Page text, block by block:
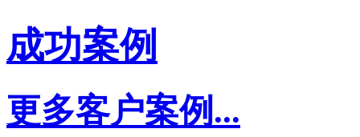
成功案例
更多客户案例...